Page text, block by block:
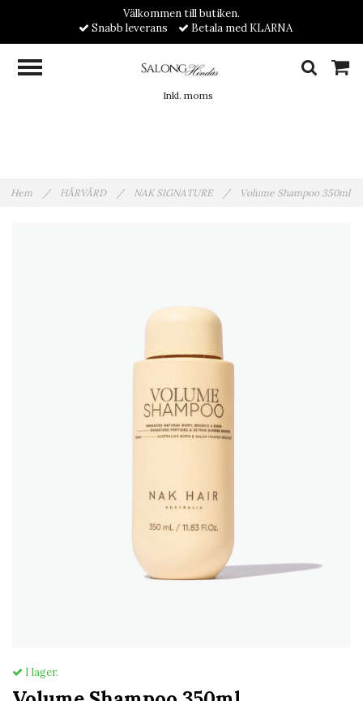
Välkommen till butiken.
Snabb leverans
Betala med KLARNA
Inkl. moms
Hem / HÅRVÅRD / NAK SIGNATURE / Volume Shampoo 350ml
I lager.